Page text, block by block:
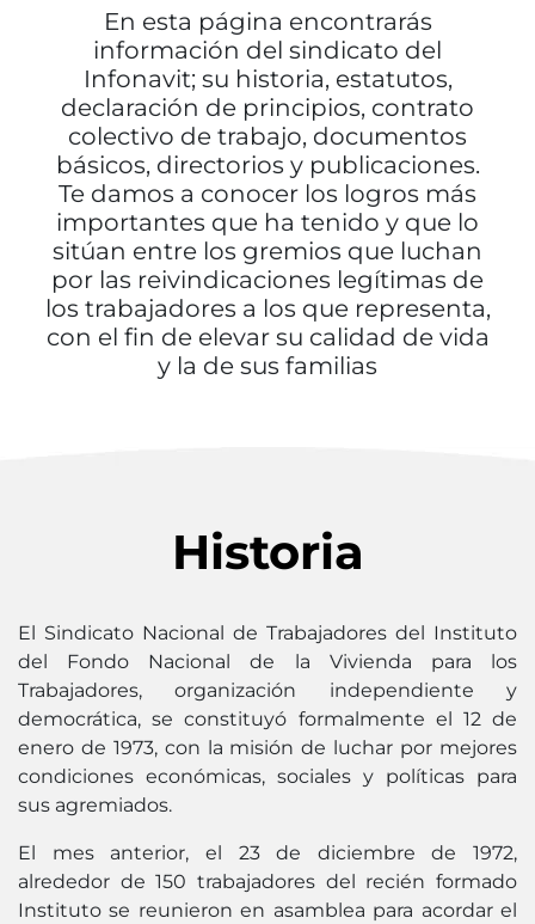
En esta página encontrarás
información del sindicato del
Infonavit; su historia, estatutos,
declaración de principios, contrato
colectivo de trabajo, documentos
básicos, directorios y publicaciones.
Te damos a conocer los logros más
importantes que ha tenido y que lo
sitúan entre los gremios que luchan
por las reivindicaciones legítimas de
los trabajadores a los que representa,
con el fin de elevar su calidad de vida
y la de sus familias
Historia
El Sindicato Nacional de Trabajadores del Instituto
del Fondo Nacional de la Vivienda para los
Trabajadores, organización independiente y
democrática, se constituyó formalmente el 12 de
enero de 1973, con la misión de luchar por mejores
condiciones económicas, sociales y políticas para
sus agremiados.
El mes anterior, el 23 de diciembre de 1972,
alrededor de 150 trabajadores del recién formado
Instituto se reunieron en asamblea para acordar el